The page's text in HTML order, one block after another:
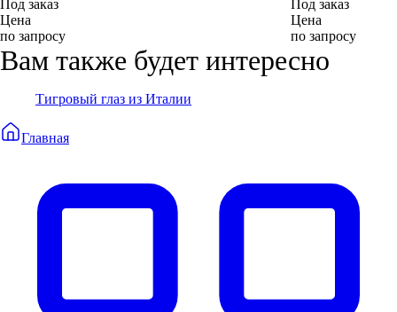
Под заказ
Цена
по запросу
Под заказ
Цена
по запросу
Вам также будет интересно
Тигровый глаз из Италии
Главная